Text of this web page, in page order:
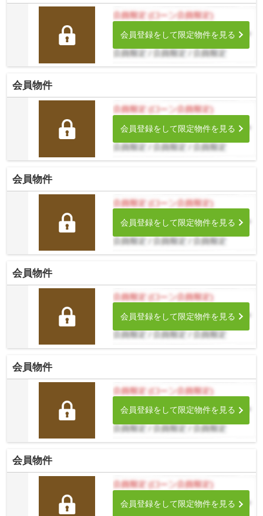
会員登録をして限定物件を見る
会員物件
会員登録をして限定物件を見る
会員物件
会員登録をして限定物件を見る
会員物件
会員登録をして限定物件を見る
会員物件
会員登録をして限定物件を見る
会員物件
会員登録をして限定物件を見る